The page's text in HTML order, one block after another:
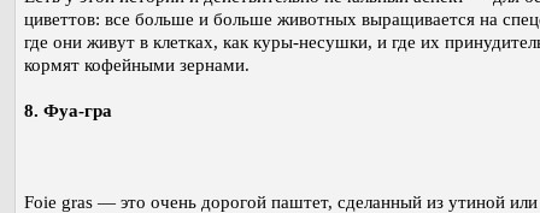
циветтов: все больше и больше животных выращивается на
где они живут в клетках, как куры-несушки, и где их
кормят кофейными зернами.
8. Фуа-гра
Foie gras — это очень дорогой паштет, сделанный из утиной